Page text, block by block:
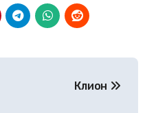
Клион